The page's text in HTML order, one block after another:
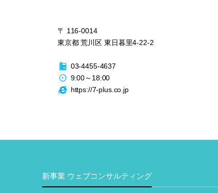
〒 116-0014
東京都 荒川区 東日暮里4-22-2
03-4455-4637
9:00～ 18:00
https://7-plus.co.jp
新事業 ウェブコンサルティング